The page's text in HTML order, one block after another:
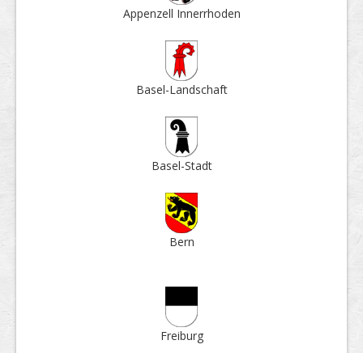
Appenzell Inner­rhoden
Basel-Land­schaft
Basel-Stadt
Bern
Frei­burg